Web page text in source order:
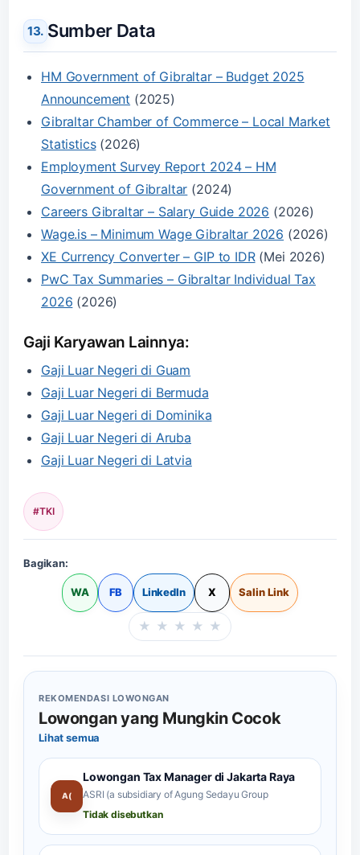
Sumber Data
HM Government of Gibraltar – Budget 2025
Announcement (2025)
Gibraltar Chamber of Commerce – Local Market
Statistics(2026)
Employment Survey Report 2024 – HM
Government of Gibraltar (2024)
Careers Gibraltar – Salary Guide 2026 (2026)
Wage.is – Minimum Wage Gibraltar 2026 (2026)
XE Currency Converter – GIP to IDR(Mei 2026)
PwC Tax Summaries – Gibraltar Individual Tax
2026 (2026)
Gaji Karyawan Lainnya:
Gaji Luar Negeri di Guam
Gaji Luar Negeri di Bermuda
Gaji Luar Negeri di Dominika
Gaji Luar Negeri di Aruba
Gaji Luar Negeri di Latvia
#TKI
Bagikan:
WA FB LinkedIn X Salin Link
Beri rating halaman
★ ★ ★ ★ ★
REKOMENDASI LOWONGAN
Lowongan yang Mungkin Cocok
Lihat semua
A(
Lowongan Tax Manager di Jakarta Raya
ASRI (a subsidiary of Agung Sedayu Group
Tidak disebutkan